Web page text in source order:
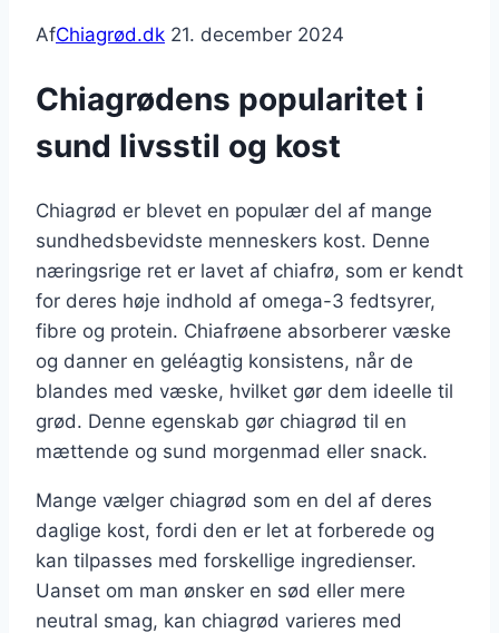
AfChiagrød.dk 21. december 2024
Chiagrødens popularitet i
sund livsstil og kost
Chiagrød er blevet en populær del af mange
sundhedsbevidste menneskers kost. Denne
næringsrige ret er lavet af chiafrø, som er kendt
for deres høje indhold af omega-3 fedtsyrer,
fibre og protein. Chiafrøene absorberer væske
og danner en geléagtig konsistens, når de
blandes med væske, hvilket gør dem ideelle til
grød. Denne egenskab gør chiagrød til en
mættende og sund morgenmad eller snack.
Mange vælger chiagrød som en del af deres
daglige kost, fordi den er let at forberede og
kan tilpasses med forskellige ingredienser.
Uanset om man ønsker en sød eller mere
neutral smag, kan chiagrød varieres med